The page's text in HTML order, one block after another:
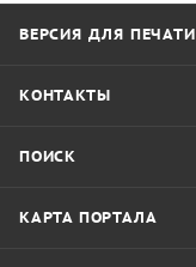
ВЕРСИЯ ДЛЯ ПЕЧАТИ
КОНТАКТЫ
ПОИСК
КАРТА ПОРТАЛА